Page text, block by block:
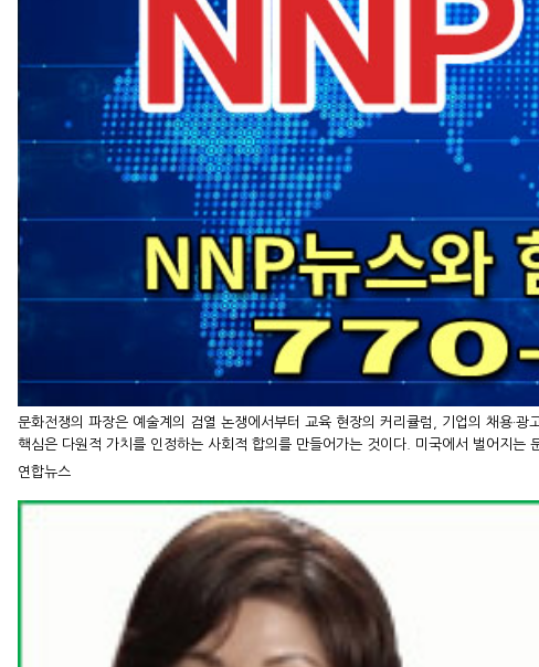
문화전쟁의 파장은 예술계의 검열 논쟁에서부터 교육 현장의 커리큘럼, 기업의 채용·
핵심은 다원적 가치를 인정하는 사회적 합의를 만들어가는 것이다. 미국에서 벌어지
연합뉴스